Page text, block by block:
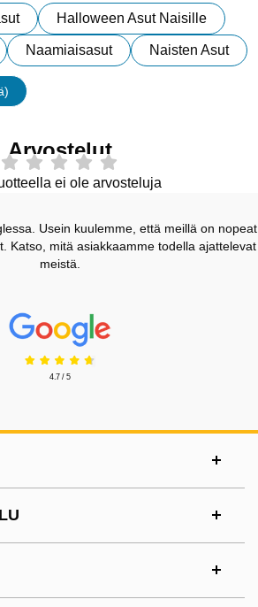
Halloween Asut Naisille
Naamiaisasut Naisten Asut
Arvostelut
ei ole arvosteluja
Usein kuulemme, että meillä on nopeat
Katso, mitä asiakkaamme todella ajattelevat
meistä.
Prisjakt Arvostelu: 4.7 Tähdet
4.7 / 5